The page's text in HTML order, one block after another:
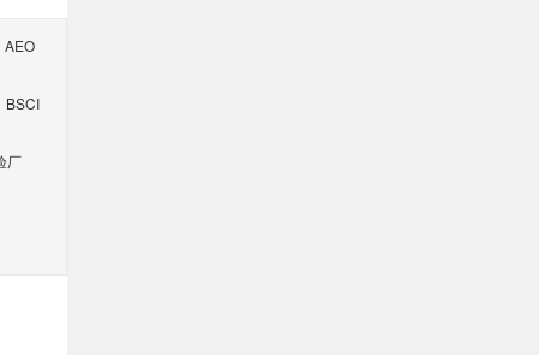
AEO
BSCI
厂